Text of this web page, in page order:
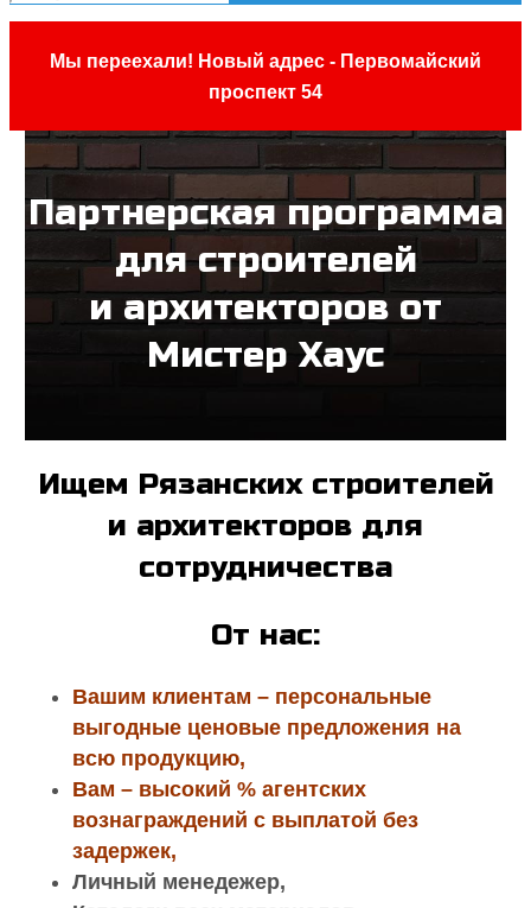
Мы переехали! Новый адрес - Первомайский
проспект 54
Партнерская программа
для строителей
и архитекторов от
Мистер Хаус
Ищем Рязанских строителей
и архитекторов для
сотрудничества
От нас:
Вашим клиентам – персональные
выгодные ценовые предложения на
всю продукцию,
Вам – высокий % агентских
вознаграждений с выплатой без
задержек,
Личный менедежер,